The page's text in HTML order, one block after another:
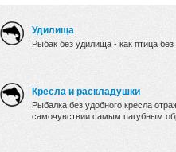
Удилища
Рыбак без удилища - как птица
Кресла и раскладушки
Рыбалка без удобного кресла
самочувствии самым пагубным